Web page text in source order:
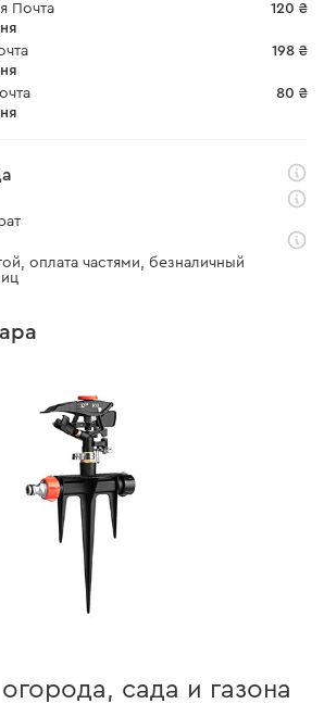
Почта
120 ₴
198 ₴
80 ₴
оплата частями, безналичный
сада и газона